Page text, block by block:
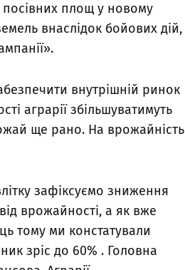
площ у новому
внаслідок бойових дій,
внутрішній ринок
аграрії збільшуватимуть
ще рано. На врожайність
зафіксуємо зниження
врожайності, а як вже
тому ми констатували
зріс до 60% . Головна